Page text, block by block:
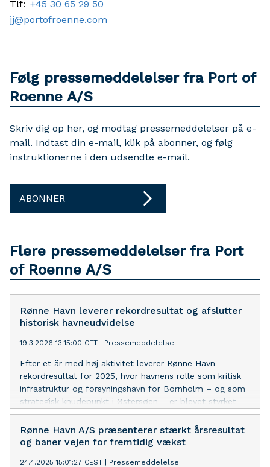
Tlf: +45 30 65 29 50
jj@portofroenne.com
Følg pressemeddelelser fra Port of
Roenne A/S
Skriv dig op her, og modtag pressemeddelelser på e-
mail. Indtast din e-mail, klik på abonner, og følg
instruktionerne i den udsendte e-mail.
ABONNER
Flere pressemeddelelser fra Port
of Roenne A/S
Rønne Havn leverer rekordresultat og afslutter
historisk havneudvidelse
19.3.2026 13:15:00 CET Pressemeddelelse
Efter et år med høj aktivitet leverer Rønne Havn
rekordresultat for 2025, hvor havnens rolle som kritisk
infrastruktur og forsyningshavn for Bornholm – og som
strategisk knudepunkt i Østersøen – er blevet styrket
yderligere.
Rønne Havn A/S præsenterer stærkt årsresultat
og baner vejen for fremtidig vækst
24.4.2025 15:01:27 CEST Pressemeddelelse